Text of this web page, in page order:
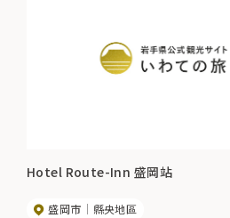
Hotel Route-Inn 盛岡站
盛岡市 縣央地區